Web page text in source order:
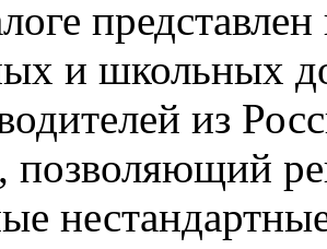
и школьных
из
позволяющий